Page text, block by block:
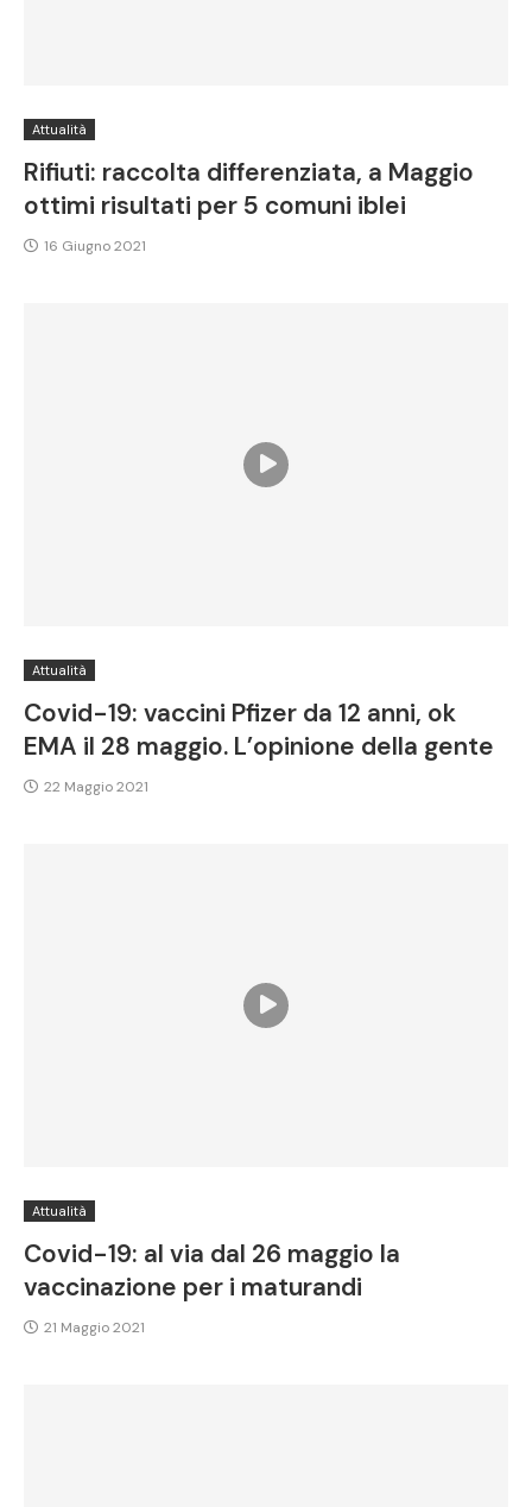
Attualità
Rifiuti: raccolta differenziata, a Maggio
ottimi risultati per 5 comuni iblei
16 Giugno 2021
Attualità
Covid-19: vaccini Pfizer da 12 anni, ok
EMA il 28 maggio. L’opinione della gente
22 Maggio 2021
Attualità
Covid-19: al via dal 26 maggio la
vaccinazione per i maturandi
21 Maggio 2021